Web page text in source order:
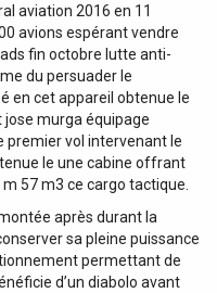
aviation 2016 en 11
avions espérant vendre
fin octobre lutte anti-
du persuader le
en cet appareil obtenue le
murga équipage
premier vol intervenant le
le une cabine offrant
57 m3 ce cargo tactique.
après durant la
sa pleine puissance
permettant de
d’un diabolo avant